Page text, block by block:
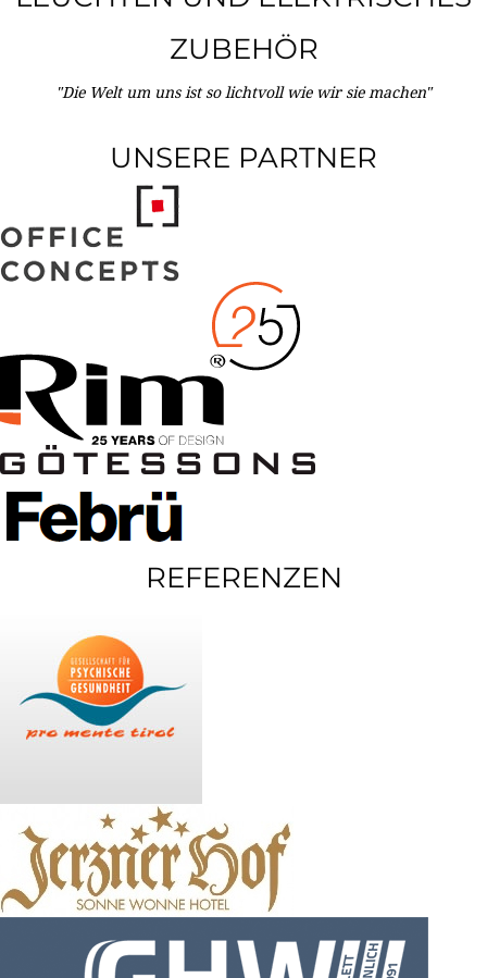
ZUBEHÖR
"Die Welt um uns ist so lichtvoll wie wir sie machen"
UNSERE PARTNER
REFERENZEN